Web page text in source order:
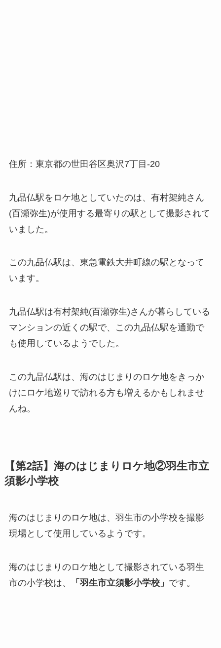
住所：東京都の世田谷区奥沢7丁目‐20
九品仏駅をロケ地としていたのは、有村架純さん
(百瀬弥生)が使用する最寄りの駅として撮影されて
いました。
この九品仏駅は、東急電鉄大井町線の駅となって
います。
九品仏駅は有村架純(百瀬弥生)さんが暮らしている
マンションの近くの駅で、この九品仏駅を通勤で
も使用しているようでした。
この九品仏駅は、海のはじまりのロケ地をきっか
けにロケ地巡りで訪れる方も増えるかもしれませ
んね。
【第2話】海のはじまりロケ地②羽生市立
須影小学校
海のはじまりのロケ地は、羽生市の小学校を撮影
現場として使用しているようです。
海のはじまりのロケ地として撮影されている羽生
市の小学校は、
「羽生市立須影小学校」 です。